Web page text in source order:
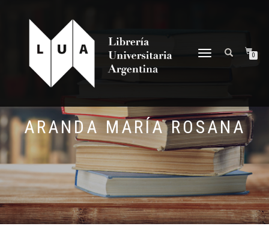
NAVEGACIÓN
0
ARANDA MARÍA ROSANA